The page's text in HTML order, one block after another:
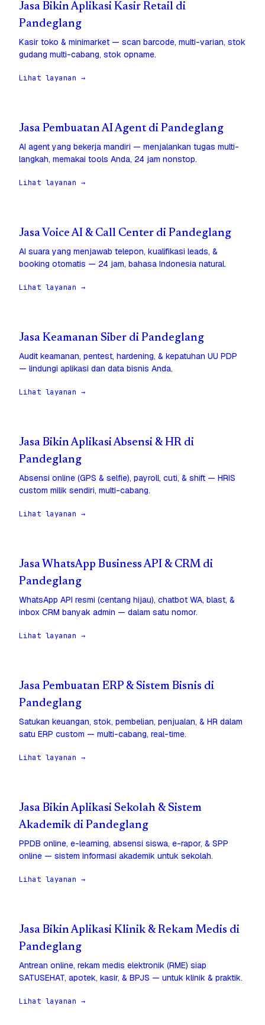
Jasa Bikin Aplikasi Kasir Retail di
Pandeglang
Kasir toko & minimarket — scan barcode, multi-varian, stok
gudang multi-cabang, stok opname.
Lihat layanan →
Jasa Pembuatan AI Agent di Pandeglang
AI agent yang bekerja mandiri — menjalankan tugas multi-
langkah, memakai tools Anda, 24 jam nonstop.
Lihat layanan →
Jasa Voice AI & Call Center di Pandeglang
AI suara yang menjawab telepon, kualifikasi leads, &
booking otomatis — 24 jam, bahasa Indonesia natural.
Lihat layanan →
Jasa Keamanan Siber di Pandeglang
Audit keamanan, pentest, hardening, & kepatuhan UU PDP
— lindungi aplikasi dan data bisnis Anda.
Lihat layanan →
Jasa Bikin Aplikasi Absensi & HR di
Pandeglang
Absensi online (GPS & selfie), payroll, cuti, & shift — HRIS
custom milik sendiri, multi-cabang.
Lihat layanan →
Jasa WhatsApp Business API & CRM di
Pandeglang
WhatsApp API resmi (centang hijau), chatbot WA, blast, &
inbox CRM banyak admin — dalam satu nomor.
Lihat layanan →
Jasa Pembuatan ERP & Sistem Bisnis di
Pandeglang
Satukan keuangan, stok, pembelian, penjualan, & HR dalam
satu ERP custom — multi-cabang, real-time.
Lihat layanan →
Jasa Bikin Aplikasi Sekolah & Sistem
Akademik di Pandeglang
PPDB online, e-learning, absensi siswa, e-rapor, & SPP
online — sistem informasi akademik untuk sekolah.
Lihat layanan →
Jasa Bikin Aplikasi Klinik & Rekam Medis di
Pandeglang
Antrean online, rekam medis elektronik (RME) siap
SATUSEHAT, apotek, kasir, & BPJS — untuk klinik & praktik.
Lihat layanan →